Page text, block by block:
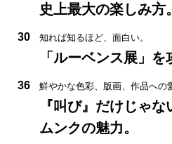
史上最大の楽しみ方。
30 知れば知るほど、面白い。
「ルーベンス展」を
36 鮮やかな色彩、版画、作品への
『叫び』だけじゃな
ムンクの魅力。